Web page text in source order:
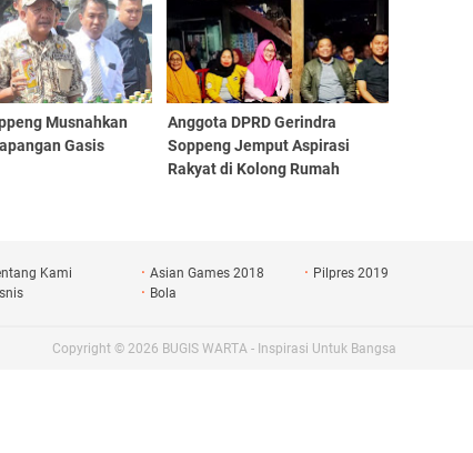
Musnahkan
Gasis
Anggota DPRD Gerindra
Soppeng Jemput Aspirasi
Rakyat di Kolong Rumah
Kami Asian Games 2018
Pilpres 2019
Bola
Copyright © 2026 BUGIS WARTA - Inspirasi Untuk Bangsa